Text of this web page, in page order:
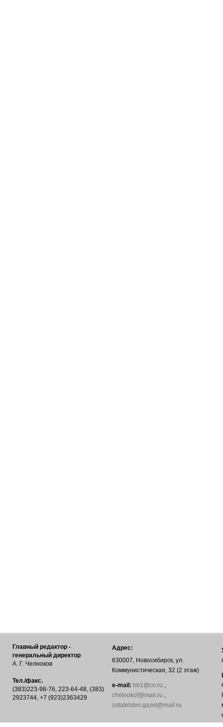
Главный редактор -
генеральный директор
А. Г. Челноков
Тел./факс.
(383)223-98-76, 223-64-48, (383)
2923744, +7 (923)2363429
Адрес:
630007, Новосибирск, ул.
Коммунистическая, 32 (2 этаж)
е-mail: bb1@cn.ru ,
chelnokof@mail.ru ,
izdatelstvo.gazet@mail.ru